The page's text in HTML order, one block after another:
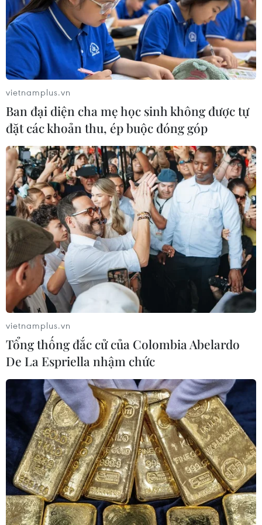
05/08/2026 00:37
Nga và Ukraine tiếp tục tấn
công qua lại, thương vong không
ngừng gia tăng
04/08/2026 15:54
Pháp ghi nhận tháng 7 nóng nhất
trong lịch sử
04/08/2026 15:17
Tây Ban Nha phát trực tiếp nhật thực
toàn phần từ độ cao 9.000 m
04/08/2026 13:23
Tàu chở hàng của Thổ Nhĩ Kỳ bị tấn
04/08/2026 05:54
Vì sao Google khiến Mỹ và
EU đối đầu về chủ quyền số?
04/08/2026 04:13
Máy bay chở khách nội địa đầu tiên
của Nga hoàn tất chuyến bay thử
nghiệm
04/08/2026 01:25
vietnamplus.vn
Ban đại diện cha mẹ học sinh không được tự
đặt các khoản thu, ép buộc đóng góp
vietnamplus.vn
Tổng thống đắc cử của Colombia Abelardo
De La Espriella nhậm chức